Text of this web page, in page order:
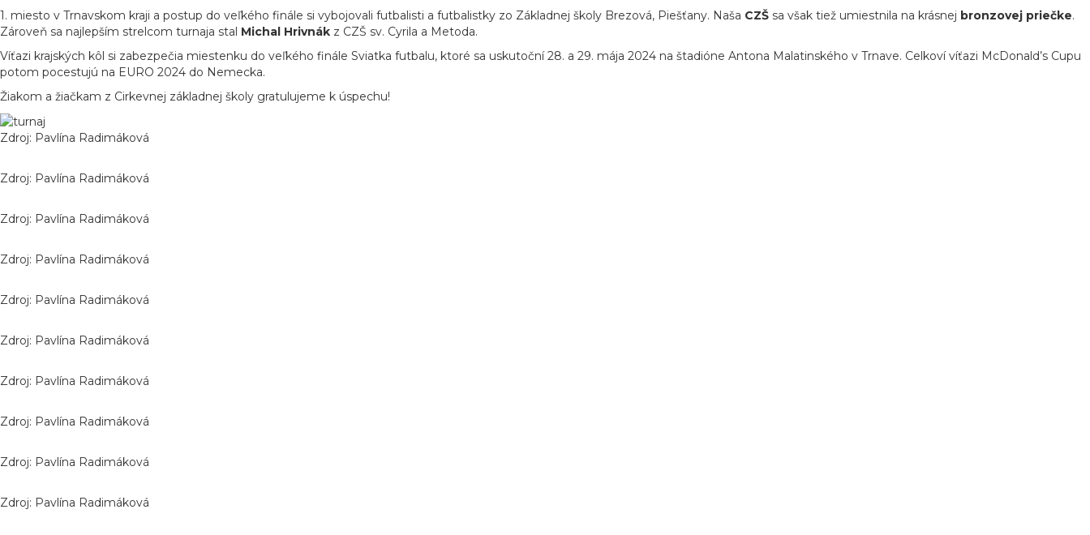
1. miesto v Trnavskom kraji a postup do veľkého finále si vybojovali futbalisti a futbalistky zo Základnej školy Brezová, Piešťany. Naša CZŠ sa však tiež umiestnila na krásnej bronzovej priečke.
Zároveň sa najlepším strelcom turnaja stal Michal Hrivnák z CZŠ sv. Cyrila a Metoda.
Víťazi krajských kôl si zabezpečia miestenku do veľkého finále Sviatka futbalu, ktoré sa uskutoční 28. a 29. mája 2024 na štadióne Antona Malatinského v Trnave. Celkoví víťazi McDonald’s Cupu
potom pocestujú na EURO 2024 do Nemecka.
Žiakom a žiačkam z Cirkevnej základnej školy gratulujeme k úspechu!
Zdroj: Pavlína Radimáková
Zdroj: Pavlína Radimáková
Zdroj: Pavlína Radimáková
Zdroj: Pavlína Radimáková
Zdroj: Pavlína Radimáková
Zdroj: Pavlína Radimáková
Zdroj: Pavlína Radimáková
Zdroj: Pavlína Radimáková
Zdroj: Pavlína Radimáková
Zdroj: Pavlína Radimáková